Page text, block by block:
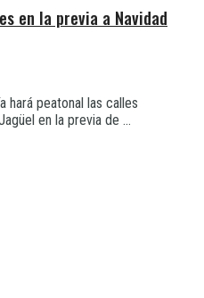
en la previa a Navidad
hará peatonal las calles
en la previa de ...